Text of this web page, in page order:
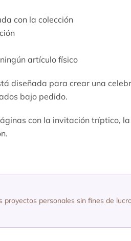
con la colección
artículo físico
diseñada para crear una
bajo pedido.
con la invitación tríptico,
proyectos personales sin fines de